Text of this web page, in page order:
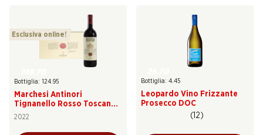
Esclusiva online!
Bottiglia: 124.95
Marchesi Antinori
Tignanello Rosso Toscana
IGT
2022
Bottiglia: 4.45
Leopardo Vino Frizzante
Prosecco DOC
(12)